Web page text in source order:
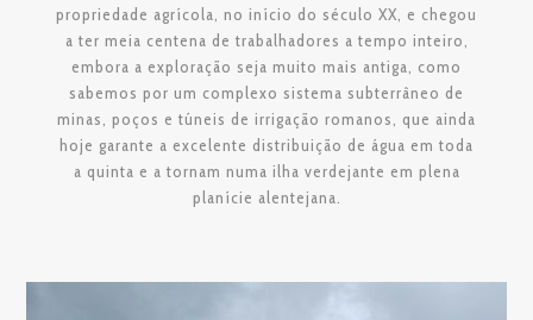
propriedade agrícola, no início do século XX, e chegou
a ter meia centena de trabalhadores a tempo inteiro,
embora a exploração seja muito mais antiga, como
sabemos por um complexo sistema subterrâneo de
minas, poços e túneis de irrigação romanos, que ainda
hoje garante a excelente distribuição de água em toda
a quinta e a tornam numa ilha verdejante em plena
planície alentejana.